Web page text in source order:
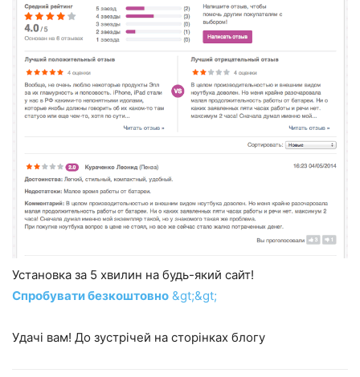
Установка за 5 хвилин на будь-який сайт!
Спробувати безкоштовно &gt;&gt;
Удачі вам! До зустрічей на сторінках блогу